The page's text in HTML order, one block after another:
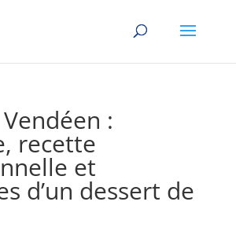
:
recette
et
d’un dessert de